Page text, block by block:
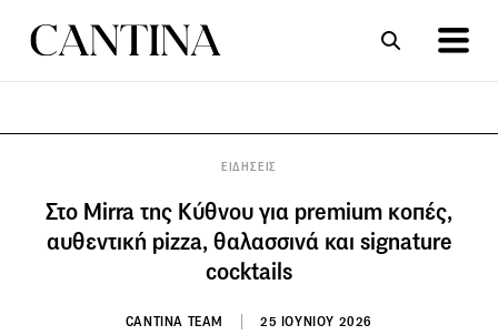
ΕΙΔΗΣΕΙΣ
Στο Mirra της Κύθνου για premium κοπές,
αυθεντική pizza, θαλασσινά και signature
cocktails
CANTINA TEAM 25 ΙΟΥΝΙΟΥ 2026